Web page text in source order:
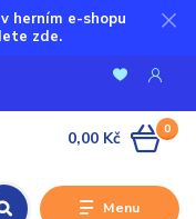
herním e-shopu
zde.
Menu
0
0,00 Kč